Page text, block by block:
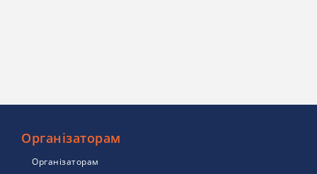
Організаторам
Організаторам